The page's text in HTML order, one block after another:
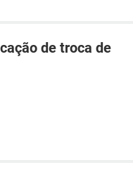
de troca de